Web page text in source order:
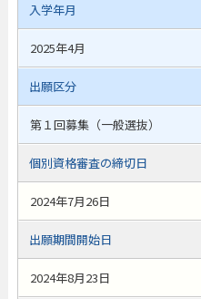
入学年月
2025年4月
出願区分
第１回募集（一般選抜）
個別資格審査の締切日
2024年7月26日
出願期間開始日
2024年8月23日